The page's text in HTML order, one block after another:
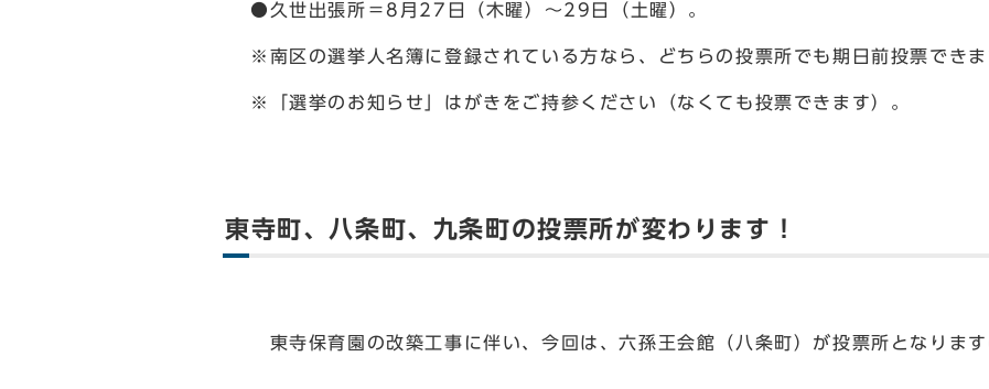
●久世出張所＝8月27日（木曜）～29日（土曜）。
※南区の選挙人名簿に登録されている方なら、どちらの投票所でも期日前投票できま
※「選挙のお知らせ」はがきをご持参ください（なくても投票できます）。
東寺町、八条町、九条町の投票所が変わります！
東寺保育園の改築工事に伴い、今回は、六孫王会館（八条町）が投票所となります